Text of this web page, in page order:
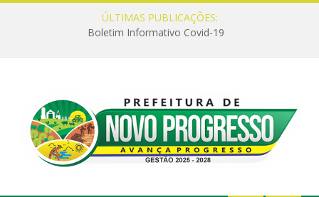
ÚLTIMAS PUBLICAÇÕES:
Boletim Informativo Covid-19